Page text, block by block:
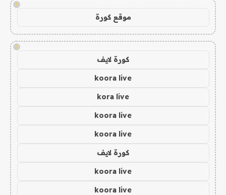
!
موقع كورة
!
كورة لايف
koora live
kora live
koora live
koora live
كورة لايف
koora live
koora live